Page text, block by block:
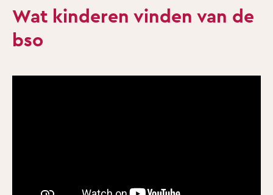
Wat kinderen vinden van de
bso